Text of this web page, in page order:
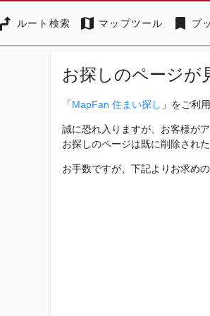
ルート検索 map マップツール bookmark ブ
お探しのページが
「MapFan 住まい探し 」をご利
誠に恐れ入りますが、お客様が
お探しのページは既に削除され
お手数ですが、下記よりお求め